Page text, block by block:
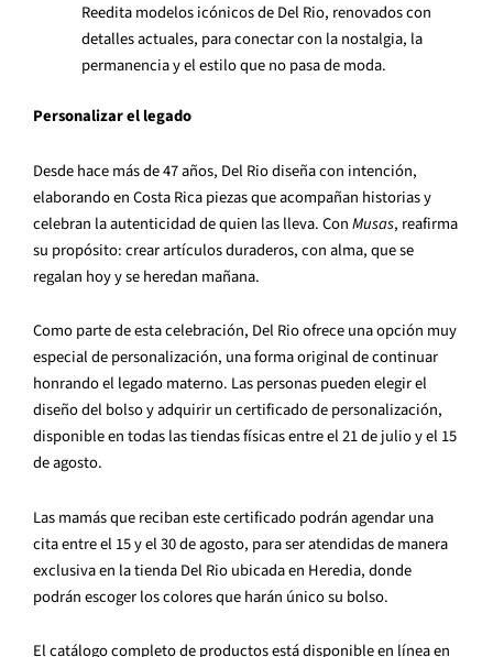
Reedita modelos icónicos de Del Rio, renovados con
detalles actuales, para conectar con la nostalgia, la
permanencia y el estilo que no pasa de moda.
Personalizar el legado
Desde hace más de 47 años, Del Rio diseña con intención,
elaborando en Costa Rica piezas que acompañan historias y
celebran la autenticidad de quien las lleva. ConMusas, reafirma
su propósito: crear artículos duraderos, con alma, que se
regalan hoy y se heredan mañana.
Como parte de esta celebración, Del Rio ofrece una opción muy
especial de personalización, una forma original de continuar
honrando el legado materno. Las personas pueden elegir el
diseño del bolso y adquirir un certificado de personalización,
disponible en todas las tiendas físicas entre el 21 de julio y el 15
de agosto.
Las mamás que reciban este certificado podrán agendar una
cita entre el 15 y el 30 de agosto, para ser atendidas de manera
exclusiva en la tienda Del Rio ubicada en Heredia, donde
podrán escoger los colores que harán único su bolso.
El catálogo completo de productos está disponible en línea en